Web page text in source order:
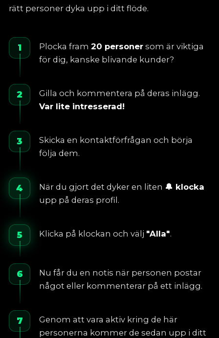
rätt personer dyka upp i ditt flöde.
1 Plocka fram 20 personer som är viktiga
för dig, kanske blivande kunder?
2
Gilla och kommentera på deras inlägg.
Var lite intresserad!
3
Skicka en kontaktförfrågan och börja
följa dem.
4 När du gjort det dyker en liten 🔔 klocka
upp på deras profil.
5 Klicka på klockan och välj "Alla".
6
Nu får du en notis när personen postar
något eller kommenterar på ett inlägg.
7
Genom att vara aktiv kring de här
personerna kommer de sedan upp i ditt